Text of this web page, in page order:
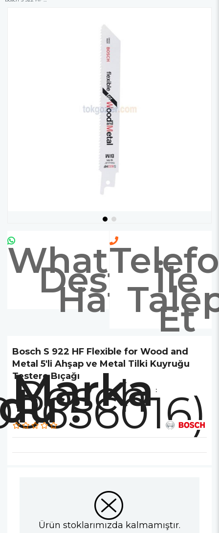
Whatsapp
Destek
Hattıİle
Et
Bosch S 922 HF Flexible for Wood and
Metal 5'li Ahşap ve Metal Tilki Kuyruğu
Testere Bıçağı
Marka :
Bosch
Ürün stoklarımızda kalmamıştır.